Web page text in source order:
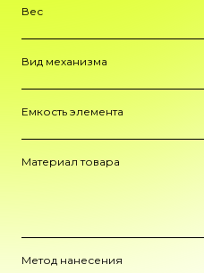
Вес
Вид механизма
Емкость элемента
Материал товара
Метод нанесения